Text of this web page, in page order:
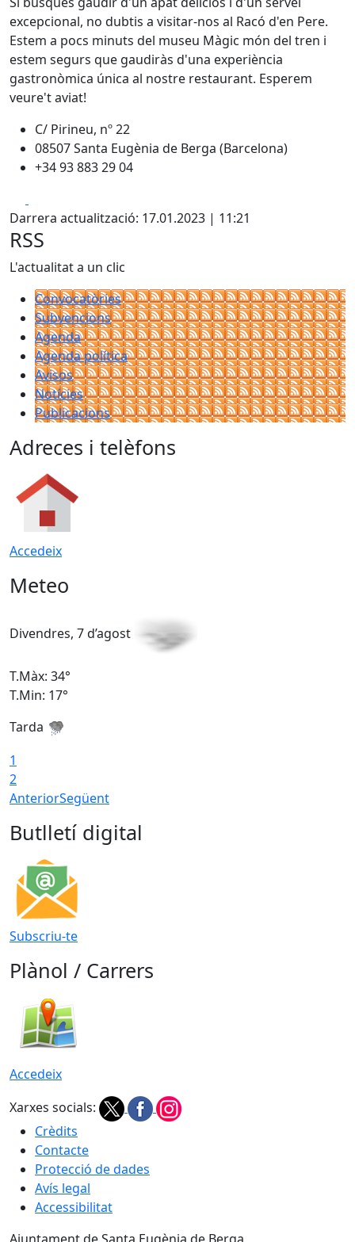
excepcional, no dubtis a visitar-nos al Racó d'en Pere.
Estem a pocs minuts del museu Màgic món del tren i
estem segurs que gaudiràs d'una experiència
gastronòmica única al nostre restaurant. Esperem
veure't aviat!
C/ Pirineu, nº 22
08507 Santa Eugènia de Berga (Barcelona)
+34 93 883 29 04
Darrera actualització: 17.01.2023 | 11:21
RSS
L'actualitat a un clic
Convocatòries
Subvencions
Agenda
Agenda política
Avisos
Notícies
Publicacions
Adreces i telèfons
Accedeix
Meteo
Divendres, 7 d’agost
T.Màx: 34°
T.Min: 17°
Tarda
1
2
AnteriorSegüent
Butlletí digital
Subscriu-te
Plànol / Carrers
Accedeix
Xarxes socials:
Crèdits
Contacte
Protecció de dades
Avís legal
Accessibilitat